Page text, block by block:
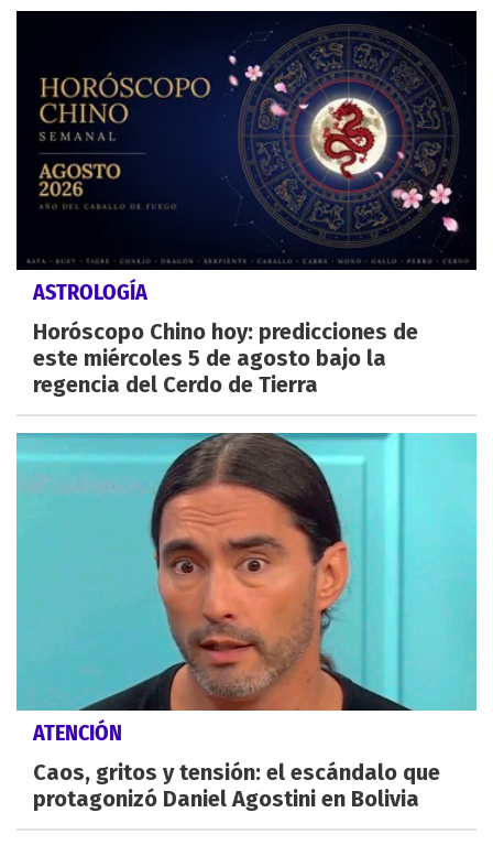
ASTROLOGÍA
Horóscopo Chino hoy: predicciones de
este miércoles 5 de agosto bajo la
regencia del Cerdo de Tierra
ATENCIÓN
Caos, gritos y tensión: el escándalo que
protagonizó Daniel Agostini en Bolivia